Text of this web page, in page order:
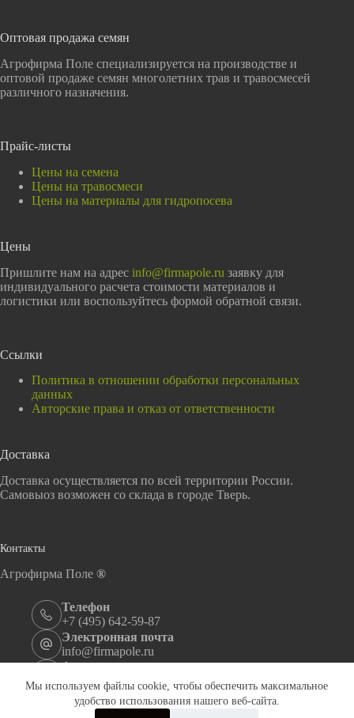
Мы используем файлы cookie, чтобы обеспечить максимальное
удобство использования нашего веб-сайта.
Оптовая продажа семян
Агрофирма Поле специализируется на производстве и
оптовой продаже семян многолетних трав и травосмесей
различного назначения.
Прайс-листы
Цены на семена
Цены на травосмеси
Цены на материалы для гидропосева
Цены
Пришлите нам на адрес info@firmapole.ru заявку для
индивидуального расчета стоимости материалов и
логистики или воспользуйтесь формой обратной связи.
Ссылки
Политика в отношении обработки персональных
данных
Авторские права и отказ от ответственности
Доставка
Доставка осуществляется по всей территории России.
Самовыоз возможен со склада в городе Тверь.
Контакты
Агрофирма Поле ®
Телефон
+7 (495) 642-59-87
Электронная почта
info@firmapole.ru
Адрес
ул. Андрея Дементьева, 39, Тверь, 170100
Информация, размещённая на сайте firmapole.ruне
является публичной офертой